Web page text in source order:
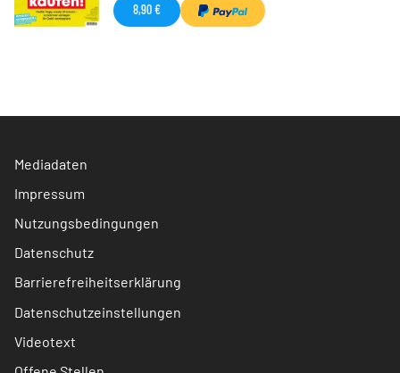
8,90 €
Mediadaten
Impressum
Nutzungsbedingungen
Datenschutz
Barrierefreiheitserklärung
Datenschutzeinstellungen
Videotext